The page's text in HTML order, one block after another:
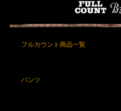
フルカウント商品一覧
パンツ